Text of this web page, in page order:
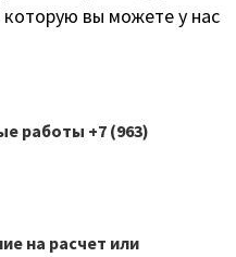
вы можете у нас
работы +7 (963)
на расчет или